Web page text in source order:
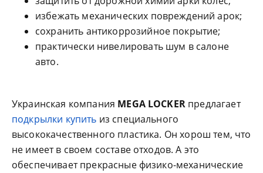
избежать механических повреждений арок;
сохранить антикоррозийное покрытие;
практически нивелировать шум в салоне
авто.
Украинская компания MEGA LOCKERпредлагает
подкрылки купить из специального
высококачественного пластика. Он хорош тем, что
не имеет в своем составе отходов. А это
обеспечивает прекрасные физико-механические